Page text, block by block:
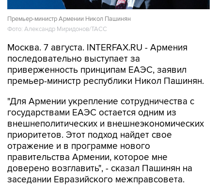
Премьер-министр Армении Никол Пашинян
Фото: Александр Миридонов/ТАСС
Москва. 7 августа. INTERFAX.RU - Армения
последовательно выступает за
приверженность принципам ЕАЭС, заявил
премьер-министр республики Никол Пашинян.
"Для Армении укрепление сотрудничества с
государствами ЕАЭС остается одним из
внешнеполитических и внешнеэкономических
приоритетов. Этот подход найдет свое
отражение и в программе нового
правительства Армении, которое мне
доверено возглавить", - сказал Пашинян на
заседании Евразийского межправсовета.